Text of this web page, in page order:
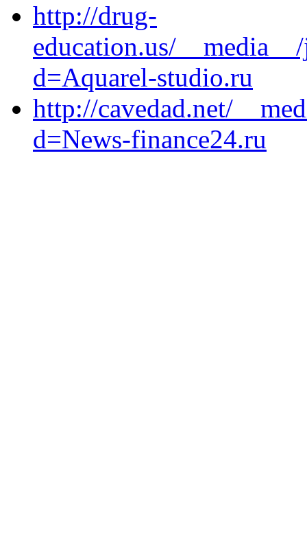
http://drug-
education.us/
d=Aquarel-studio.ru
http://cavedad.net/
d=News-finance24.ru